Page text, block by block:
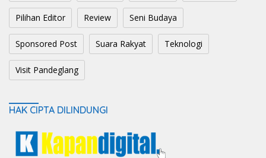
Pilihan Editor Review Seni Budaya
Sponsored Post Suara Rakyat Teknologi
Visit Pandeglang
HAK CIPTA DILINDUNGI